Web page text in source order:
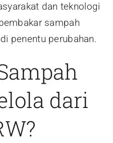
dan teknologi
sampah
penentu perubahan.
dari